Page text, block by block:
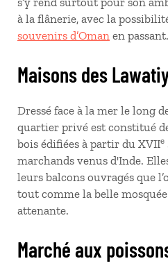
à la flânerie, avec la
souvenirs d’Oman en passant.
Maisons des
Dressé face à la mer le long
quartier privé est constitué
bois édifiées à partir du XVIIe
marchands venus d'Inde.
leurs balcons ouvragés que
tout comme la belle
attenante.
Marché aux